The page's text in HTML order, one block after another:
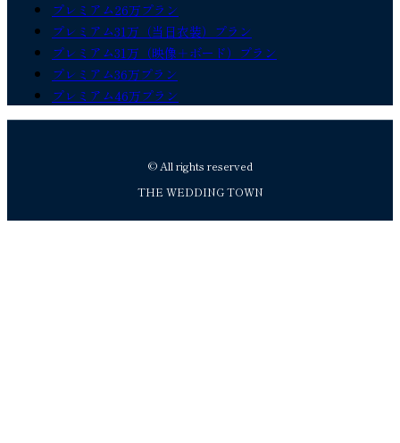
プレミアム26万プラン
プレミアム31万（当日衣装）プラン
プレミアム31万（映像＋ボード）プラン
プレミアム36万プラン
プレミアム46万プラン
© All rights reserved
THE WEDDING TOWN